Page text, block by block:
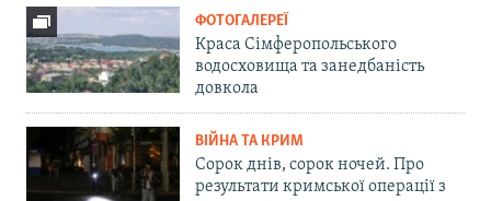
ФОТОГАЛЕРЕЇ
Краса Сімферопольського
водосховища та занедбаність
довкола
ВІЙНА ТА КРИМ
Сорок днів, сорок ночей. Про
результати кримської операції з